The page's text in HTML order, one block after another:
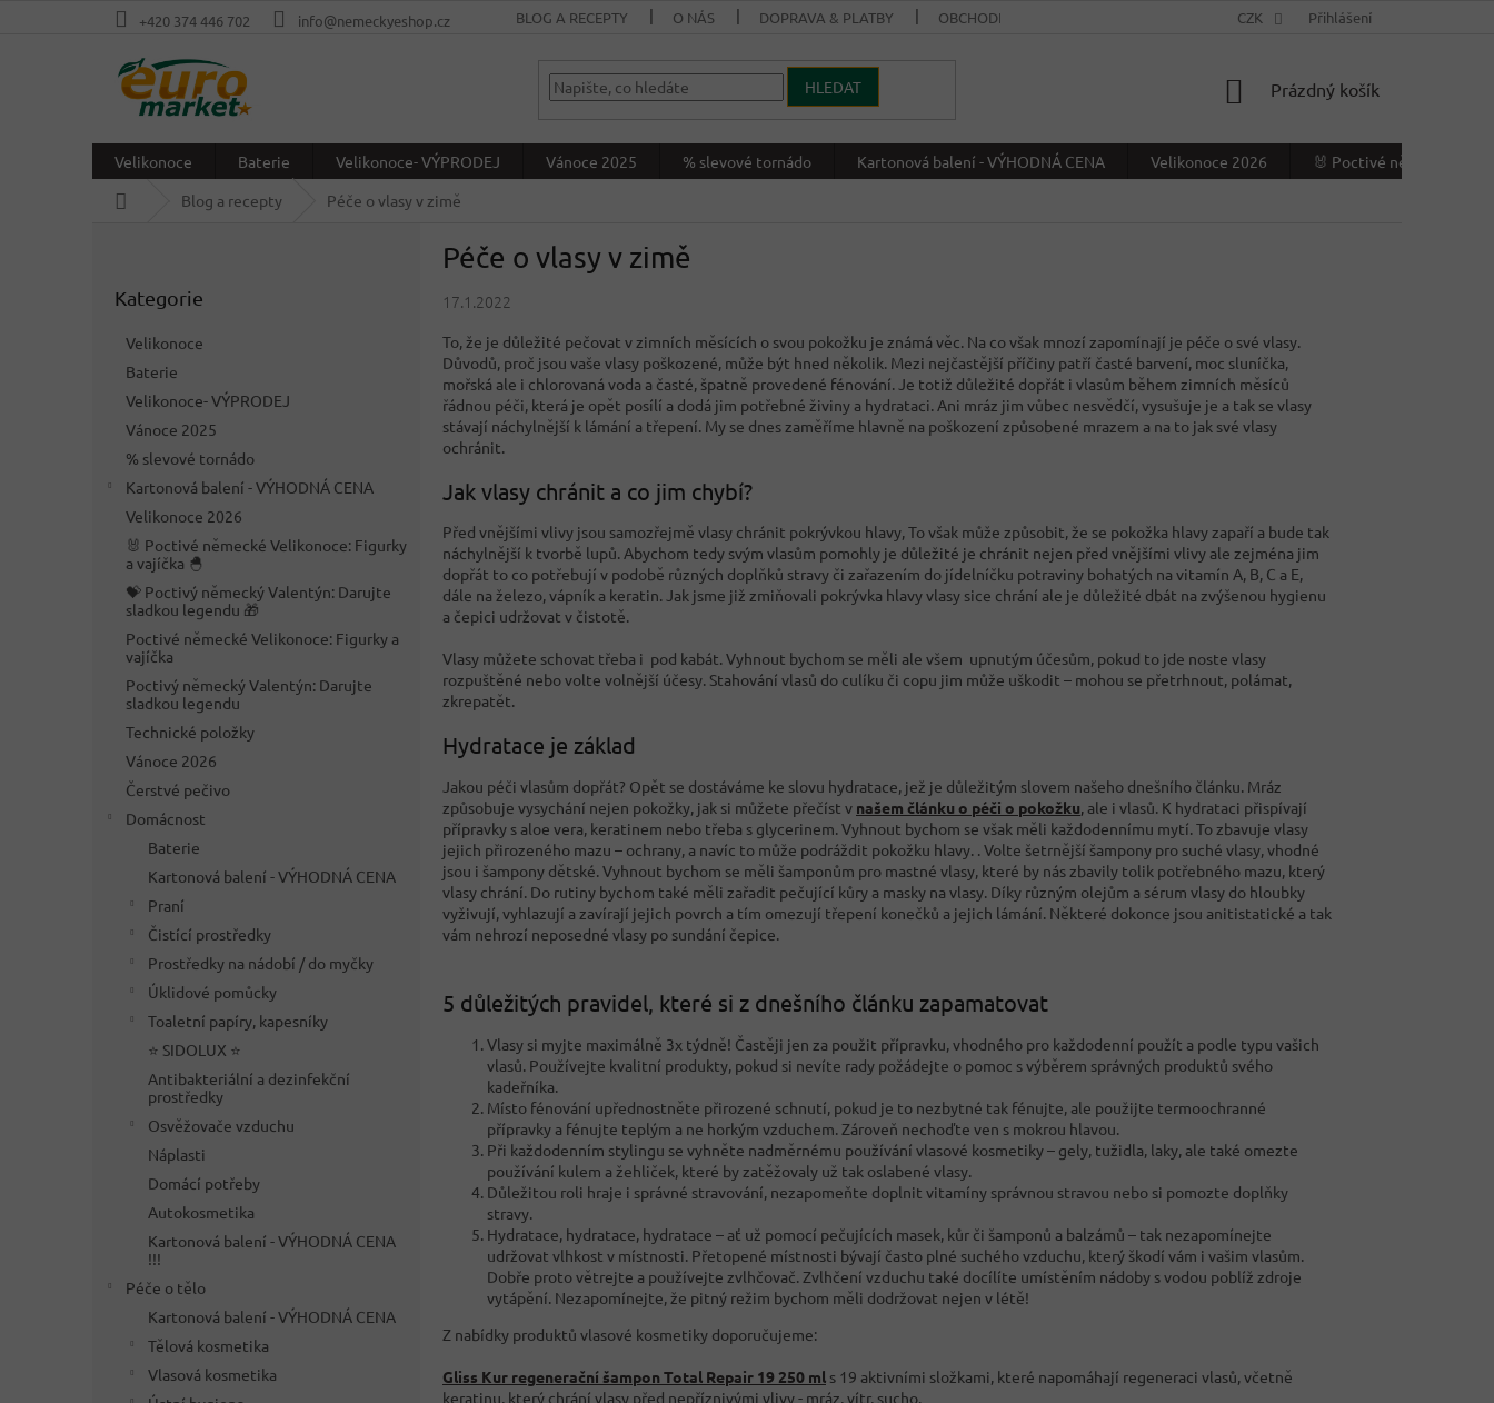
+420 374 446 702 info@nemeckyeshop.cz BLOG A RECEPTY O NÁS DOPRAVA & PLATBY OBCHODNÍ PODMÍNKY VÝDEJNÍ MÍSTO
CZK Přihlášení
HLEDAT
NÁKUPNÍ
Prázdný košík
Velikonoce Baterie Velikonoce- VÝPRODEJ Vánoce 2025 % slevové tornádo Kartonová balení - VÝHODNÁ CENA Velikonoce 2026
🐰 Poctivé německé
Blog a recepty Péče o vlasy v zimě
kategorie
Kategorie
Velikonoce
Baterie
Velikonoce- VÝPRODEJ
Vánoce 2025
% slevové tornádo
Kartonová balení - VÝHODNÁ CENA
Velikonoce 2026
🐰 Poctivé německé Velikonoce: Figurky
a vajíčka 🐣
💝 Poctivý německý Valentýn: Darujte
sladkou legendu 🎁
Poctivé německé Velikonoce: Figurky a
vajíčka
Poctivý německý Valentýn: Darujte
sladkou legendu
Technické položky
Vánoce 2026
Čerstvé pečivo
Domácnost
Baterie
Kartonová balení - VÝHODNÁ CENA
Praní
Čistící prostředky
Prostředky na nádobí / do myčky
Úklidové pomůcky
Toaletní papíry, kapesníky
⭐ SIDOLUX ⭐
Antibakteriální a dezinfekční
prostředky
Osvěžovače vzduchu
Náplasti
Domácí potřeby
Autokosmetika
Kartonová balení - VÝHODNÁ CENA
!!!
Péče o tělo
Kartonová balení - VÝHODNÁ CENA
Tělová kosmetika
Vlasová kosmetika
Péče o vlasy v zimě
17.1.2022
To, že je důležité pečovat v zimních měsících o svou pokožku je známá věc. Na co však mnozí zapomínají je péče o své vlasy.
Důvodů, proč jsou vaše vlasy poškozené, může být hned několik. Mezi nejčastější příčiny patří časté barvení, moc sluníčka,
mořská ale i chlorovaná voda a časté, špatně provedené fénování. Je totiž důležité dopřát i vlasům během zimních měsíců
řádnou péči, která je opět posílí a dodá jim potřebné živiny a hydrataci. Ani mráz jim vůbec nesvědčí, vysušuje je a tak se vlasy
stávají náchylnější k lámání a třepení. My se dnes zaměříme hlavně na poškození způsobené mrazem a na to jak své vlasy
ochránit.
Jak vlasy chránit a co jim chybí?
Před vnějšími vlivy jsou samozřejmě vlasy chránit pokrývkou hlavy, To však může způsobit, že se pokožka hlavy zapaří a bude tak
náchylnější k tvorbě lupů. Abychom tedy svým vlasům pomohly je důležité je chránit nejen před vnějšími vlivy ale zejména jim
dopřát to co potřebují v podobě různých doplňků stravy či zařazením do jídelníčku potraviny bohatých na vitamín A, B, C a E,
dále na železo, vápník a keratin. Jak jsme již zmiňovali pokrývka hlavy vlasy sice chrání ale je důležité dbát na zvýšenou hygienu
a čepici udržovat v čistotě.
Vlasy můžete schovat třeba i pod kabát. Vyhnout bychom se měli ale všem upnutým účesům, pokud to jde noste vlasy
rozpuštěné nebo volte volnější účesy. Stahování vlasů do culíku či copu jim může uškodit – mohou se přetrhnout, polámat,
zkrepatět.
Hydratace je základ
Jakou péči vlasům dopřát? Opět se dostáváme ke slovu hydratace, jež je důležitým slovem našeho dnešního článku. Mráz
způsobuje vysychání nejen pokožky, jak si můžete přečíst v našem článku o péči o pokožku, ale i vlasů. K hydrataci přispívají
přípravky s aloe vera, keratinem nebo třeba s glycerinem. Vyhnout bychom se však měli každodennímu mytí. To zbavuje vlasy
jejich přirozeného mazu – ochrany, a navíc to může podráždit pokožku hlavy. . Volte šetrnější šampony pro suché vlasy, vhodné
jsou i šampony dětské. Vyhnout bychom se měli šamponům pro mastné vlasy, které by nás zbavily tolik potřebného mazu, který
vlasy chrání. Do rutiny bychom také měli zařadit pečující kůry a masky na vlasy. Díky různým olejům a sérum vlasy do hloubky
vyživují, vyhlazují a zavírají jejich povrch a tím omezují třepení konečků a jejich lámání. Některé dokonce jsou anitistatické a tak
vám nehrozí neposedné vlasy po sundání čepice.
5 důležitých pravidel, které si z dnešního článku zapamatovat
Vlasy si myjte maximálně 3x týdně! Častěji jen za použit přípravku, vhodného pro každodenní použít a podle typu vašich
vlasů. Používejte kvalitní produkty, pokud si nevíte rady požádejte o pomoc s výběrem správných produktů svého
kadeřníka.
Místo fénování upřednostněte přirozené schnutí, pokud je to nezbytné tak fénujte, ale použijte termoochranné
přípravky a fénujte teplým a ne horkým vzduchem. Zároveň nechoďte ven s mokrou hlavou.
Při každodenním stylingu se vyhněte nadměrnému používání vlasové kosmetiky – gely, tužidla, laky, ale také omezte
používání kulem a žehliček, které by zatěžovaly už tak oslabené vlasy.
Důležitou roli hraje i správné stravování, nezapomeňte doplnit vitamíny správnou stravou nebo si pomozte doplňky
stravy.
Hydratace, hydratace, hydratace – ať už pomocí pečujících masek, kůr či šamponů a balzámů – tak nezapomínejte
udržovat vlhkost v místnosti. Přetopené místnosti bývají často plné suchého vzduchu, který škodí vám i vašim vlasům.
Dobře proto větrejte a používejte zvlhčovač. Zvlhčení vzduchu také docílíte umístěním nádoby s vodou poblíž zdroje
vytápění. Nezapomínejte, že pitný režim bychom měli dodržovat nejen v létě!
Z nabídky produktů vlasové kosmetiky doporučujeme:
Gliss Kur regenerační šampon Total Repair 19 250 ml s 19 aktivními složkami, které napomáhají regeneraci vlasů, včetně
keratinu, který chrání vlasy před nepříznivými vlivy - mráz, vítr, sucho.